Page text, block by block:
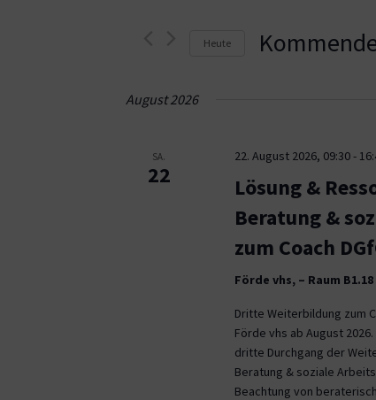
Ansichten,
Navigation
Heute
August 2026
SA.
22
22. August 2026, 09:30-
Lösung &
Beratung &
zum Coach
Förde vhs, – Raum B1.18
Dritte Weiterbildung zum
Förde vhs ab August
dritte Durchgang der
Beratung & soziale
Beachtung von